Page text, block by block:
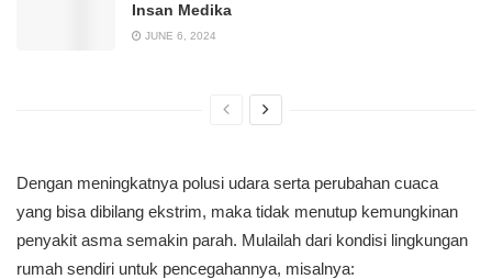
Insan Medika
JUNE 6, 2024
Dengan meningkatnya polusi udara serta perubahan cuaca
yang bisa dibilang ekstrim, maka tidak menutup kemungkinan
penyakit asma semakin parah. Mulailah dari kondisi lingkungan
rumah sendiri untuk pencegahannya, misalnya: